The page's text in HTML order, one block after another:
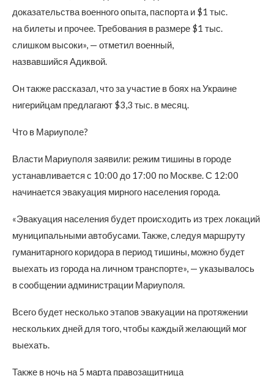
доказательства военного опыта, паспорта и $1 тыс.
на билеты и прочее. Требования в размере $1 тыс.
слишком высоки», — отметил военный,
назвавшийся Адиквой.
Он также рассказал, что за участие в боях на Украине
нигерийцам предлагают $3,3 тыс. в месяц.
Что в Мариуполе?
Власти Мариуполя заявили: режим тишины в городе
устанавливается с 10:00 до 17:00 по Москве. С 12:00
начинается эвакуация мирного населения города.
«Эвакуация населения будет происходить из трех локаций
муниципальными автобусами. Также, следуя маршруту
гуманитарного коридора в период тишины, можно будет
выехать из города на личном транспорте», — указывалось
в сообщении администрации Мариуполя.
Всего будет несколько этапов эвакуации на протяжении
нескольких дней для того, чтобы каждый желающий мог
выехать.
Также в ночь на 5 марта правозащитница